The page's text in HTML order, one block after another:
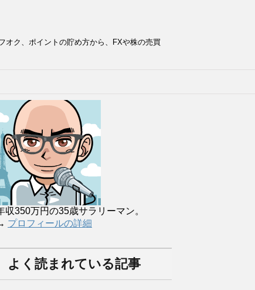
オク、ポイントの貯め方から、FXや株の売買
収350万円の35歳サラリーマン。
プロフィールの詳細
よく読まれている記事